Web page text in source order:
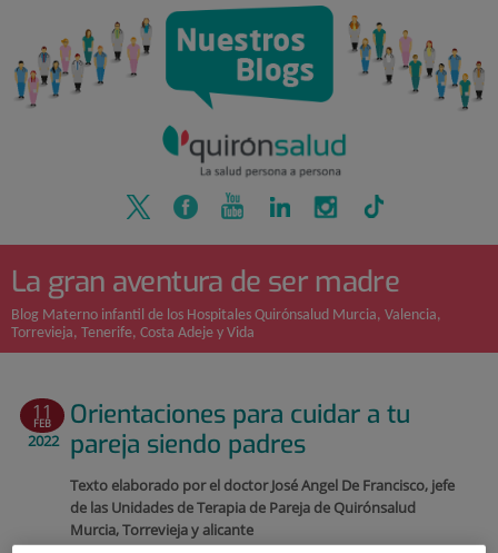
La gran aventura de ser madre
Blog Materno infantil de los Hospitales Quirónsalud Murcia, Valencia,
Torrevieja, Tenerife, Costa Adeje y Vida
11
FEB
2022
Orientaciones para cuidar a tu
pareja siendo padres
Texto elaborado por el doctor José Angel De Francisco, jefe
de las Unidades de Terapia de Pareja de Quirónsalud
Murcia, Torrevieja y alicante